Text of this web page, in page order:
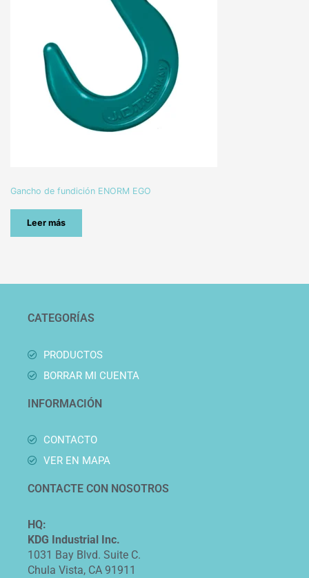
Gancho de fundición ENORM EGO
Leer más
CATEGORÍAS
PRODUCTOS
BORRAR MI CUENTA
INFORMACIÓN
CONTACTO
VER EN MAPA
CONTACTE CON NOSOTROS
HQ:
KDG Industrial Inc.
1031 Bay Blvd. Suite C.
Chula Vista, CA 91911